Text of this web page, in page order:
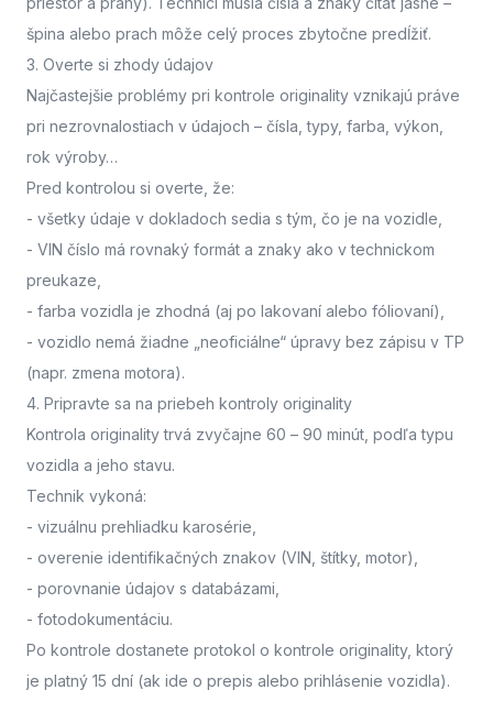
špina alebo prach môže celý proces zbytočne predĺžiť.
3. Overte si zhody údajov
Najčastejšie problémy pri kontrole originality vznikajú práve
pri nezrovnalostiach v údajoch – čísla, typy, farba, výkon,
rok výroby…
Pred kontrolou si overte, že:
- všetky údaje v dokladoch sedia s tým, čo je na vozidle,
- VIN číslo má rovnaký formát a znaky ako v technickom
preukaze,
- farba vozidla je zhodná (aj po lakovaní alebo fóliovaní),
- vozidlo nemá žiadne „neoficiálne“ úpravy bez zápisu v TP
(napr. zmena motora).
4. Pripravte sa na priebeh kontroly originality
Kontrola originality trvá zvyčajne 60 – 90 minút , podľa typu
vozidla a jeho stavu.
Technik vykoná:
- vizuálnu prehliadku karosérie,
- overenie identifikačných znakov (VIN, štítky, motor),
- porovnanie údajov s databázami,
- fotodokumentáciu.
Po kontrole dostanete protokol o kontrole originality, ktorý
je platný 15 dní (ak ide o prepis alebo prihlásenie vozidla).